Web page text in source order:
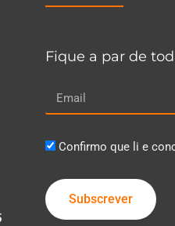
Fique a par de
Confirmo que li e
Subscrever